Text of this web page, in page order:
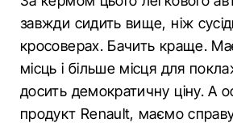
завжди сидить вище, ніж
кросоверах. Бачить краще.
місць і більше місця для
досить демократичну ціну. А
продукт Renault, маємо